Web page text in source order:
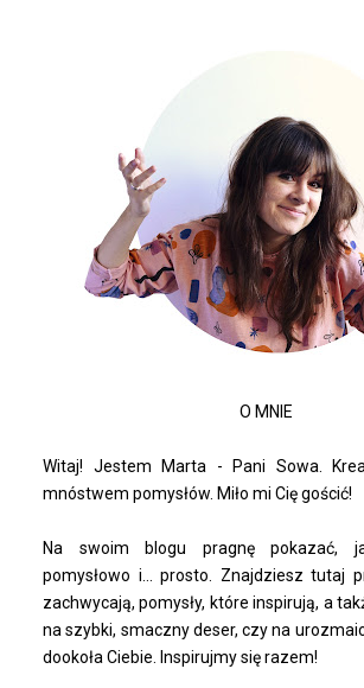
O MNIE
Witaj! Jestem Marta - Pani Sowa.
mnóstwem pomysłów. Miło mi Cię gościć!
Na swoim blogu pragnę pokazać,
pomysłowo i... prosto. Znajdziesz tutaj
zachwycają, pomysły, które inspirują, a
na szybki, smaczny deser, czy na
dookoła Ciebie. Inspirujmy się razem!